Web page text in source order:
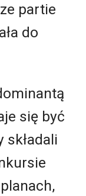
partie
do
się być
składali